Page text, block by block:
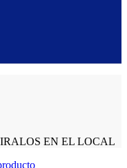
EN EL LOCAL